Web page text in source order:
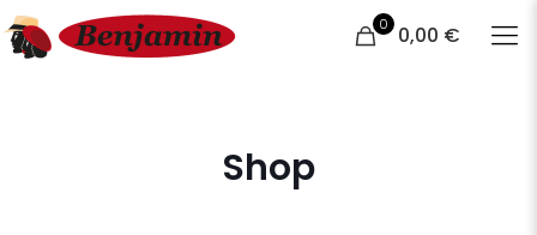
0 0,00 €
Shop